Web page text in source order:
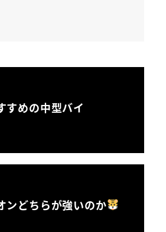
すめの中型バイ
ンどちらが強いのか